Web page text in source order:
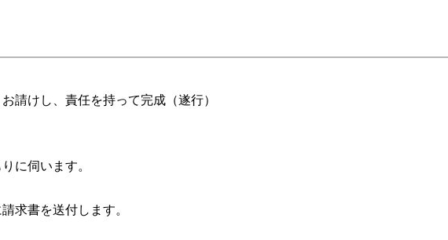
請けし、責任を持って完成（遂行）
に伺います。
求書を送付します。